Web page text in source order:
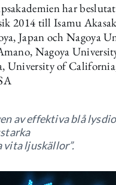
har
2014 till Isamu
Japan och Nagoya
Nagoya
University of
av effektiva blå
vita ljuskällor”.